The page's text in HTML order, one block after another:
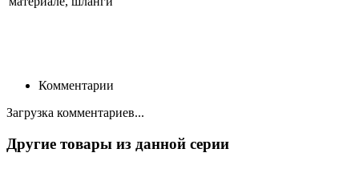
Комментарии
Загрузка комментариев...
Другие товары из данной серии